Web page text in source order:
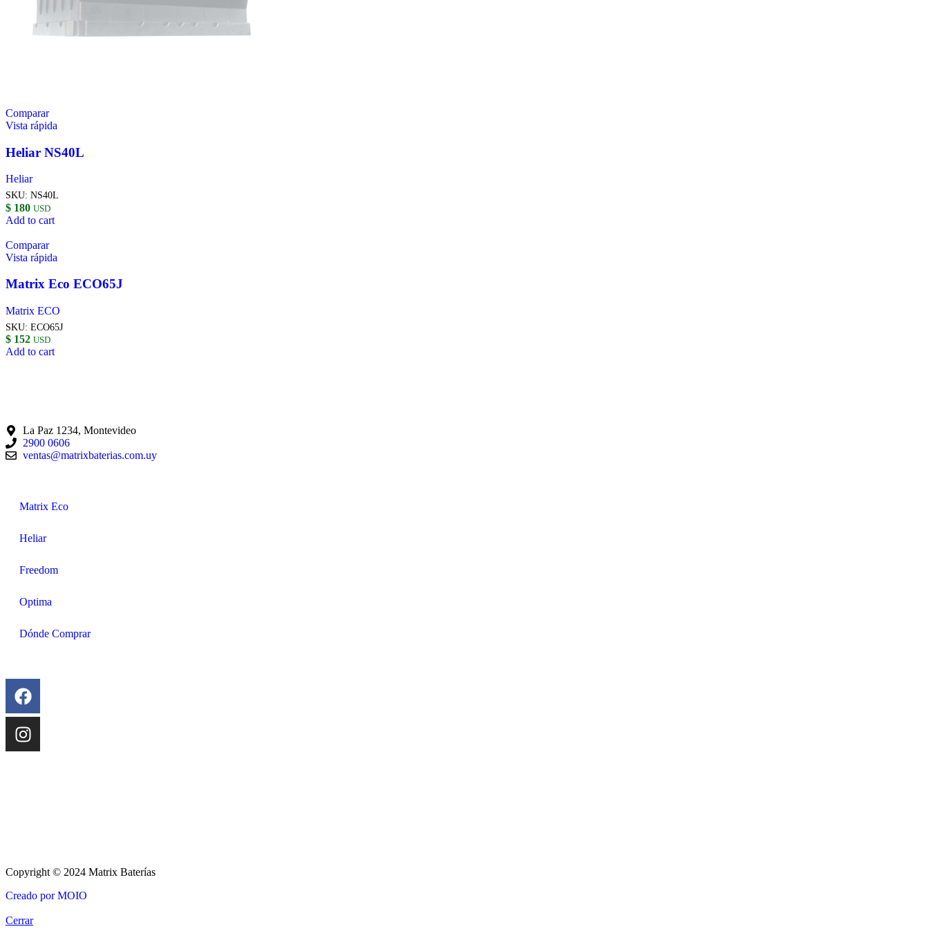
Comparar
Vista rápida
Heliar NS40L
Heliar
SKU: NS40L
$ 180 USD
Add to cart
Comparar
Vista rápida
Matrix Eco ECO65J
Matrix ECO
SKU: ECO65J
$ 152 USD
Add to cart
La Paz 1234, Montevideo
2900 0606
ventas@matrixbaterias.com.uy
Matrix Eco
Heliar
Freedom
Optima
Dónde Comprar
Copyright © 2024 Matrix Baterías
Creado por MOIO
Cerrar